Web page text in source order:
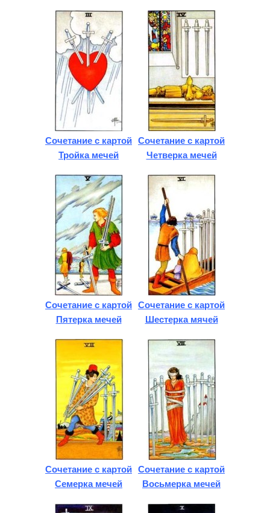
Сочетание с картой
Тройка мечей
Сочетание с картой
Четверка мечей
Сочетание с картой
Пятерка мечей
Сочетание с картой
Шестерка мячей
Сочетание с картой
Семерка мечей
Сочетание с картой
Восьмерка мечей